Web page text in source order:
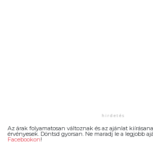
Az árak folyamatosan változnak és az ajánlat
érvényesek. Döntsd gyorsan. Ne maradj le a legjobb
Facebookon!